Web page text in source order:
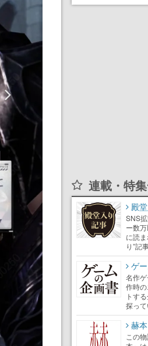
連載・特
殿
SNS
ー数
に読
り”記
ゲ
名作
作時
トす
探って
赫本
この